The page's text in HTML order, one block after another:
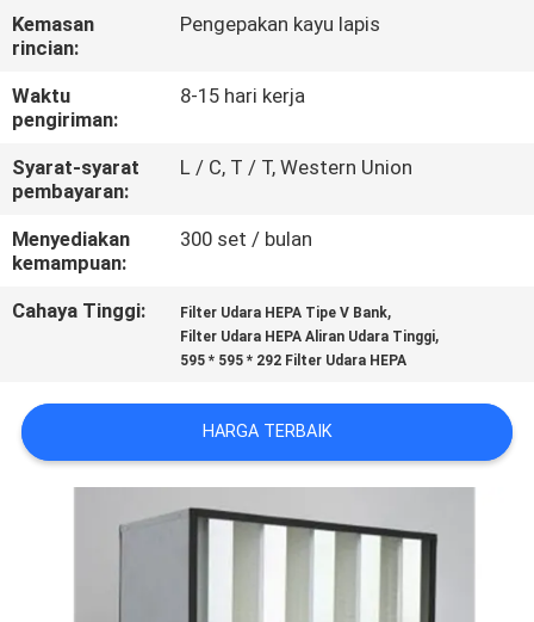
HUBUNGI
KAMI
BERITA
KASUS-
KASUS
SITEMAP
KEBIJAKAN
PRIVASI
Kemasan
rincian:
Pengepakan kayu lapis
Waktu
pengiriman:
8-15 hari kerja
Syarat-syarat
pembayaran:
L / C, T / T, Western Union
Menyediakan
kemampuan:
300 set / bulan
Cahaya Tinggi: Filter Udara HEPA Tipe V Bank,
Filter Udara HEPA Aliran Udara Tinggi,
595 * 595 * 292 Filter Udara HEPA
HARGA TERBAIK